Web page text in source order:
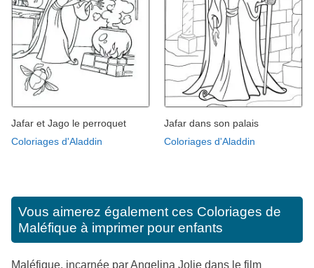
Jafar et Jago le perroquet
Coloriages d'Aladdin
Jafar dans son palais
Coloriages d'Aladdin
Vous aimerez également ces Coloriages de
Maléfique à imprimer pour enfants
Maléfique, incarnée par Angelina Jolie dans le film